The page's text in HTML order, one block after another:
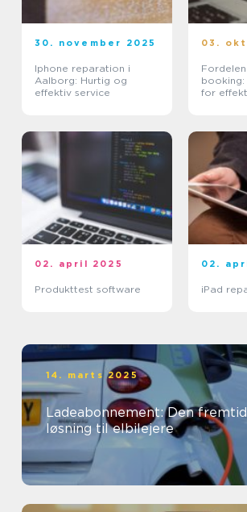
30. november 2025
Iphone reparation i
Aalborg: Hurtig og
effektiv service
03.
booking:
for
02. april 2025
Produkttest software
02.
iPad
14. marts 2025
Ladeabonnement: Den
løsning til elbilejere